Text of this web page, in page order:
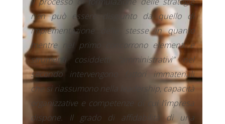
non può essere disgiunto da quello di
implementazione delle stesse in quanto
mentre nel primo concorrono elementi e
strumenti cosiddetti “amministrativi” nel
secondo intervengono fattori immateriali
che si riassumono nella leadership, capacità
organizzative e competenze di cui l’impresa
dispone. Il grado di affidabilità di una